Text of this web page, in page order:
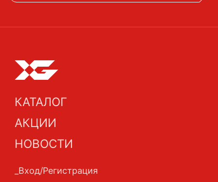
КАТАЛОГ
АКЦИИ
НОВОСТИ
Вход/Регистрация